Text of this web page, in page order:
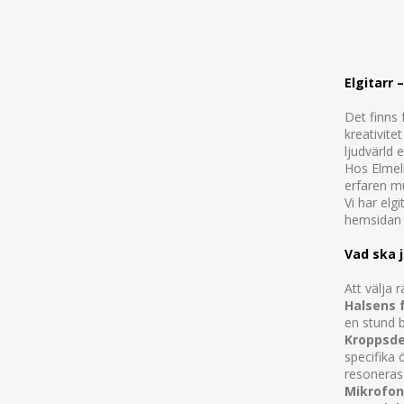
Elgitarr
Det finns
ljudvärld
Hos
erfaren
Vi har
Vad ska
Att välja
Halsens
en stund
specifika